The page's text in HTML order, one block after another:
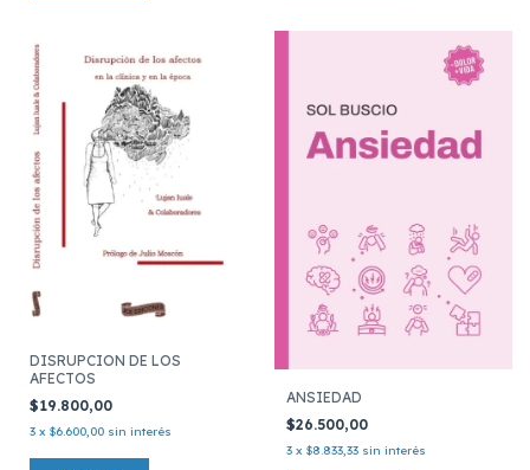
DISRUPCION DE LOS
AFECTOS
$19.800,00
3 x $6.600,00 sin interés
ANSIEDAD
$26.500,00
3 x $8.833,33 sin interés